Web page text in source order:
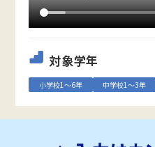
対象学年
小学校1～6年 中学校1～3年